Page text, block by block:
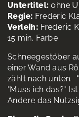
Untertitel: ohne
Regie: Frederic
Verleih: Frederic
15 min, Farbe
Schneegestöber
einer Wand aus
zählt nach unten.
"Muss ich das?"
Andere das